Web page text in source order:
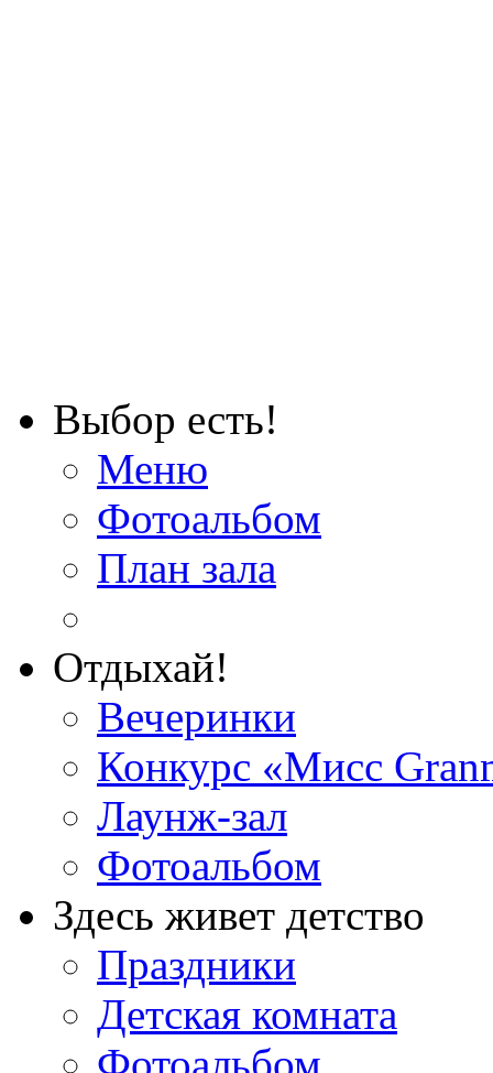
Выбор есть!
Меню
Фотоальбом
План зала
Отдыхай!
Вечеринки
Конкурс «Мисс
Лаунж-зал
Фотоальбом
Здесь живет детство
Праздники
Детская комната